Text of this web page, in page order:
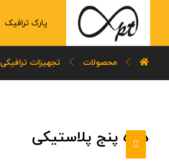
پارک ترافیک
محصولات تجهیزات ترافیکی
دنده پنج پلاستیکی